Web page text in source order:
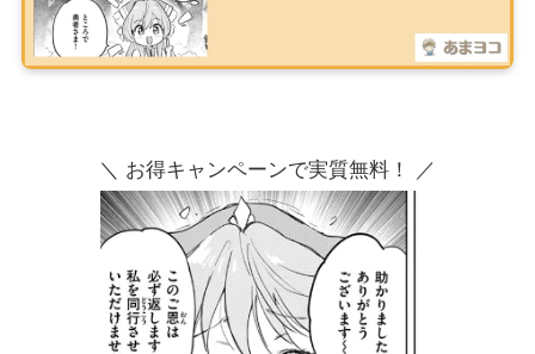
＼ お得キャンペーンで実質無料！ ／